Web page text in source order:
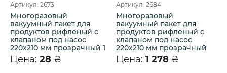
Артикул: 2673
Многоразовый
вакуумный пакет для
продуктов рифленый с
клапаном под насос
220х210 мм прозрачный 1
шт.
Цена: 28 ₴
Артикул: 2684
Многоразовый
вакуумный пакет для
продуктов рифленый с
клапаном под насос
220х210 мм прозрачный
50 шт.
Цена: 1 278 ₴